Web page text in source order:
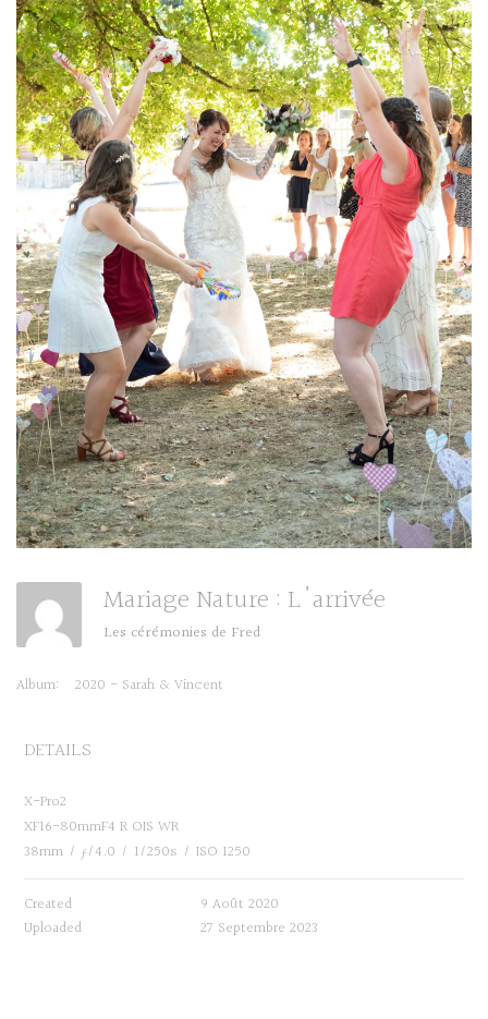
Mariage Nature : L'arrivée
Les cérémonies de Fred
Album: 2020 - Sarah & Vincent
DETAILS
X-Pro2
XF16-80mmF4 R OIS WR
38mm / ƒ/4.0 / 1/250s / ISO 1250
Created
9 Août 2020
Uploaded
27 Septembre 2023